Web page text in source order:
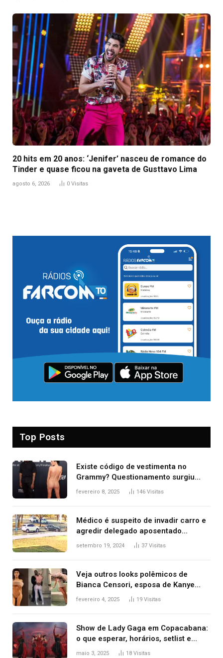
20 hits em 20 anos: ‘Jenifer’ nasceu de romance do
Tinder e quase ficou na gaveta de Gusttavo Lima
agosto 6, 2026 0 Visitas
Top Posts
Existe código de vestimenta no
Grammy? Questionamento surgiu
após Bianca Censori, mulher de
fevereiro 8, 2025 146 Visitas
Médico é suspeito de invadir carro e
agredir delegado aposentado
durante confusão no trânsito
setembro 19, 2024 37 Visitas
Veja outros looks polêmicos de
Bianca Censori, esposa de Kanye
West que apareceu nua no Grammy
fevereiro 4, 2025 19 Visitas
Show de Lady Gaga em Copacabana:
o que esperar, horários, setlist e
onde assistir
maio 3, 2025 18 Visitas